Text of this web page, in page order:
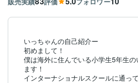
いっちゃんの自己紹介ー
初めまして！
僕は海外に住んでいる小学生5年生
ます！
インターナショナルスクールに通っ